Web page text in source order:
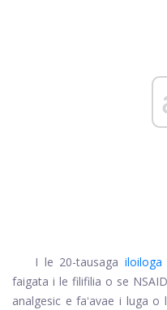
I le 20-tausaga
faigata i le filifilia o se
analgesic e faʻavae i luga